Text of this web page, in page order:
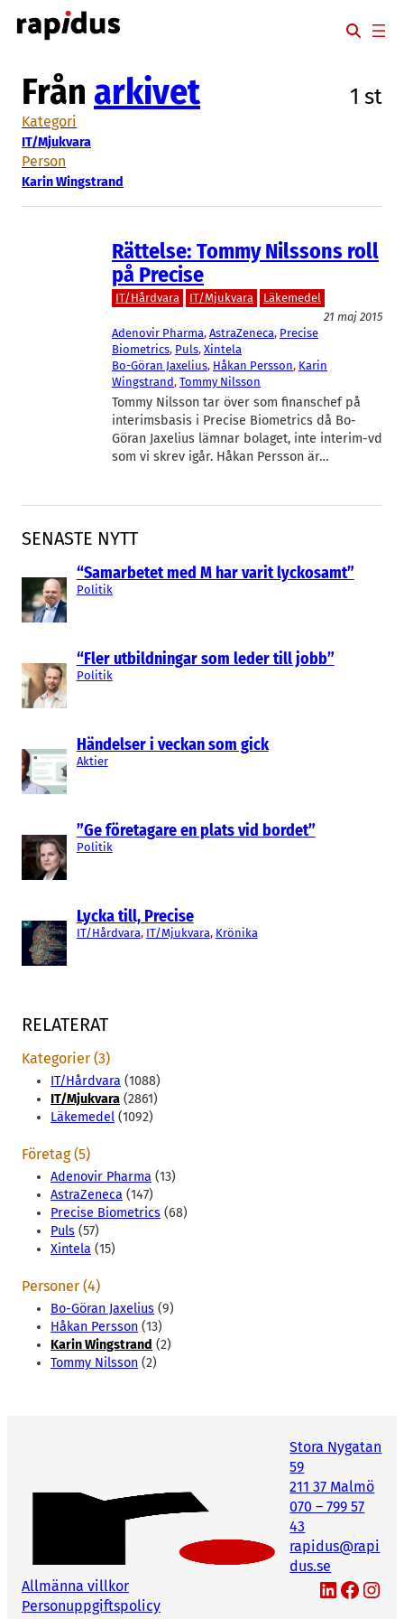
Hoppa
till
SENASTE NYTT
“Samarbetet med M har varit lyckosamt”
Politik
“Fler utbildningar som leder till jobb”
Politik
Händelser i veckan som gick
Aktier
”Ge företagare en plats vid bordet”
Politik
Lycka till, Precise
IT/Hårdvara, IT/Mjukvara, Krönika
Från arkivet 1 st
Kategori
IT/Mjukvara
Person
Karin Wingstrand
Rättelse: Tommy Nilssons roll
på Precise
IT/Hårdvara IT/Mjukvara
Läkemedel
21 maj 2015
Adenovir Pharma, AstraZeneca, Precise
Biometrics, Puls, Xintela
Bo-Göran Jaxelius, Håkan Persson, Karin
Wingstrand, Tommy Nilsson
Tommy Nilsson tar över som finanschef på
interimsbasis i Precise Biometrics då Bo-
Göran Jaxelius lämnar bolaget, inte interim-vd
som vi skrev igår. Håkan Persson är…
RELATERAT
Kategorier (3)
IT/Hårdvara (1088)
IT/Mjukvara (2861)
Läkemedel (1092)
Företag (5)
Adenovir Pharma (13)
AstraZeneca (147)
Precise Biometrics (68)
Puls (57)
Xintela (15)
Personer (4)
Bo-Göran Jaxelius (9)
Håkan Persson (13)
Karin Wingstrand (2)
Tommy Nilsson (2)
Stora Nygatan
59
211 37 Malmö
070 – 799 57
43
rapidus@rapi
dus.se
Allmänna villkor
Personuppgiftspolicy
LinkedIn Facebook Instagram